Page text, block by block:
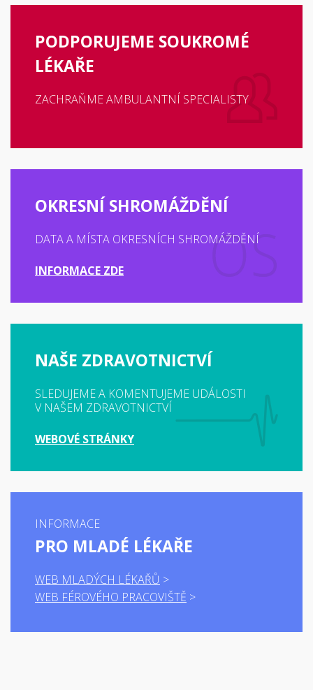
PODPORUJEME SOUKROMÉ
LÉKAŘE
ZACHRAŇME AMBULANTNÍ SPECIALISTY
OKRESNÍ SHROMÁŽDĚNÍ
DATA A MÍSTA OKRESNÍCH SHROMÁŽDĚNÍ
INFORMACE ZDE
NAŠE ZDRAVOTNICTVÍ
SLEDUJEME A KOMENTUJEME UDÁLOSTI
V NAŠEM ZDRAVOTNICTVÍ
WEBOVÉ STRÁNKY
INFORMACE
PRO MLADÉ LÉKAŘE
WEB MLADÝCH LÉKAŘŮ
WEB FÉROVÉHO PRACOVIŠTĚ